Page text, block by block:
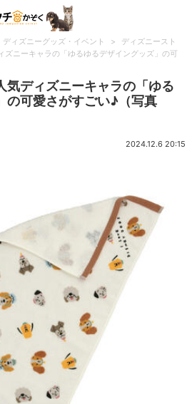
ディズニーグッズ・イベント >
ディズニースト
ズニーキャラの「ゆるゆるデザイングッズ」の可
気ディズニーキャラの「ゆる
の可愛さがすごい♪（写真
2024.12.6 20:15